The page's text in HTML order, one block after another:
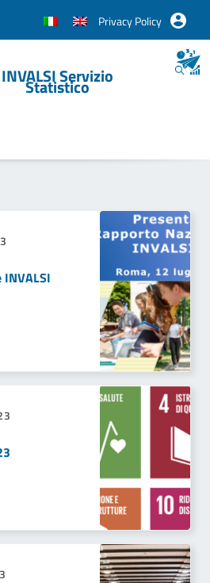
Privacy Policy
INVALSI Servizio
Statistico